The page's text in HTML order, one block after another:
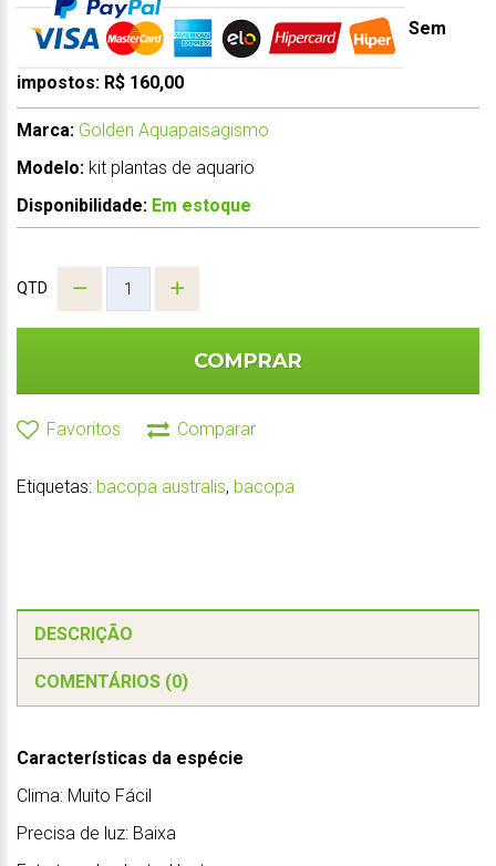
Sem
impostos: R$ 160,00
Marca: Golden Aquapaisagismo
Modelo: kit plantas de aquario
Disponibilidade: Em estoque
QTD
COMPRAR
Favoritos Comparar
Etiquetas: bacopa australis, bacopa
DESCRIÇÃO
COMENTÁRIOS (0)
Características da espécie
Clima: Muito Fácil
Precisa de luz: Baixa